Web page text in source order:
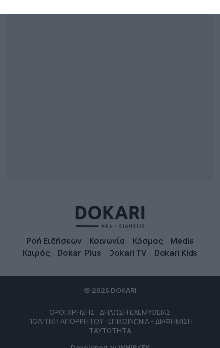
Ροή Ειδήσεων Κοινωνία Κόσμος
Media
Καιρός
Dokari Plus Dokari TV Dokari Kids
© 2026 DOKARI
ΟΡΟΙ ΧΡΗΣΗΣ ΔΗΛΩΣΗ ΕΧΕΜΥΘΕΙΑΣ
ΠΟΛΙΤΙΚΗ ΑΠΟΡΡΗΤΟΥ ΕΠΙΚΟΙΝΩΝΙΑ - ΔΙΑΦΗΜΙΣΗ
ΤΑΥΤΟΤΗΤΑ